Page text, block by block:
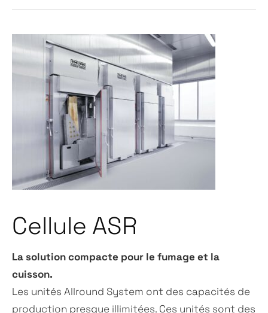
Cellule ASR
La solution compacte pour le fumage et la
cuisson.
Les unités Allround System ont des capacités de
production presque illimitées. Ces unités sont des